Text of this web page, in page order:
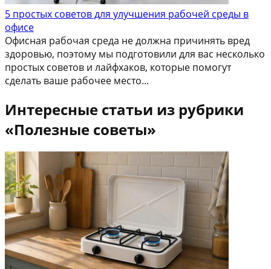
5 простых советов для улучшения рабочей среды в
офисе
Офисная рабочая среда не должна причинять вред
здоровью, поэтому мы подготовили для вас несколько
простых советов и лайфхаков, которые помогут
сделать ваше рабочее место...
Интересные статьи из рубрики
«Полезные советы»